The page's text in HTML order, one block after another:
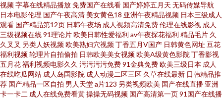
TV 久草福利天堂 国产成人高清网址 肏屄视频看看 91丝袜在线视频 一级AV片
免费看 色色欧美男人天堂 日本少妇视频 欧性怡红院 欧美AⅤ网 黄色软件精品
99 国产精品久久AⅤ 东京热无码中文网 超碰碰碰97操逼 97超碰熟女精品 91
露脸双飞 91官网在线观看 91福利网
视频字幕在线精品播放免费国产在线看 国产婷婷五月天 无码传媒导航
日本电影伦理 国产午夜高清 美女黄色18 亚洲午夜精品视频 日本三级成人
观看 国产精品第12页 日韩午夜场 成人视频高清免费伦理在线影视 成人
三级视频在线91理论片欧美日韩性爱福利 av午夜探花福利 精品毛片 久
久叉叉 另类人妖视频欧美熟妇穴视频丁香五月V国产 日韩黄色网址 豆花
福利视频轮理片自拍偷拍 日韩欧美美女视频欧美A级黄色影院丁香影视
五月花福利视频电影久久 污污污污免费91金典免费欧美三级日本 成人
在线吃瓜网站 成人岛国影院 成人动漫二区三区 久草在线最新 日韩精品推
荐 国产精品一区自拍 男人天堂a片123 另类视频欧美 国产在线直播 亚洲
卡一卡二 成人在线免费看黄操操无码视频 国产高清第一页91国产在线播